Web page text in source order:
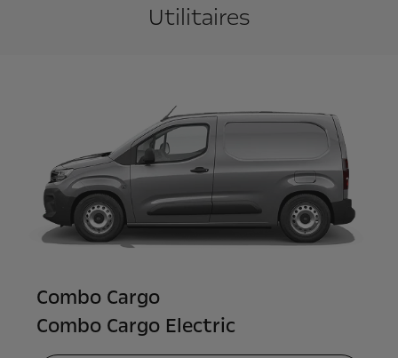
Utilitaires
Combo Cargo
Combo Cargo Electric